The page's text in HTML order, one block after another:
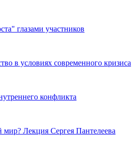
глазами участников
в условиях современного кризиса
конфликта
мир? Лекция Сергея Пантелеева